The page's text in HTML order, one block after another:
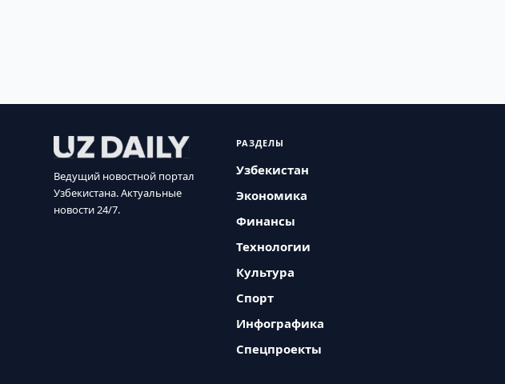
Ведущий новостной портал
Узбекистана. Актуальные
новости 24/7.
РАЗДЕЛЫ
Узбекистан
Экономика
Финансы
Технологии
Культура
Спорт
Инфографика
Спецпроекты